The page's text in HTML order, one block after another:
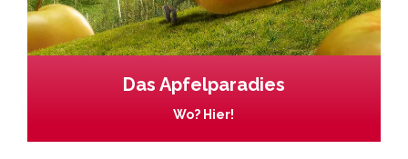
Das Apfelparadies
Wo? Hier!